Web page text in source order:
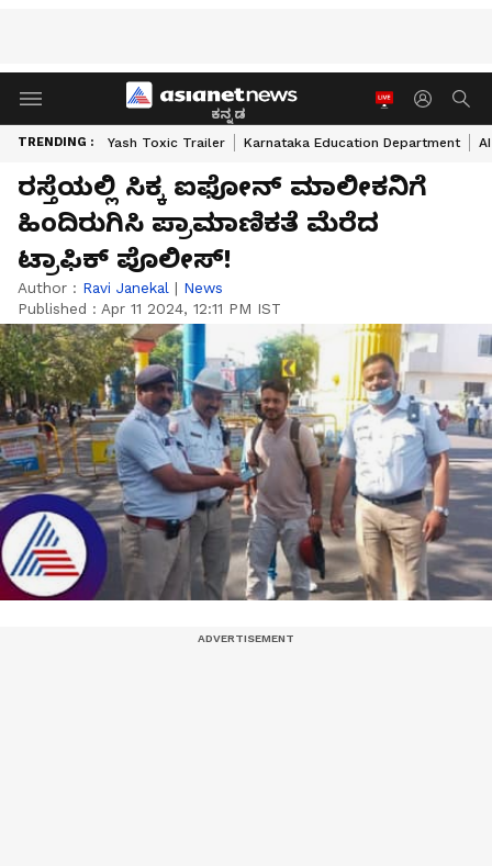
ಕನ್ನಡ
TRENDING : Yash Toxic Trailer Karnataka Education Department
ರಸ್ತೆಯಲ್ಲಿ ಸಿಕ್ಕ ಐಫೋನ್ ಮಾಲೀಕನಿಗೆ
ಹಿಂದಿರುಗಿಸಿ ಪ್ರಾಮಾಣಿಕತೆ ಮೆರೆದ
ಟ್ರಾಫಿಕ್ ಪೊಲೀಸ್!
Author : Ravi Janekal | News
Published : Apr 11 2024, 12:11 PM IST